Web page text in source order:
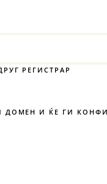
РЕГИСТРАР
ДОМЕН И ЌЕ ГИ